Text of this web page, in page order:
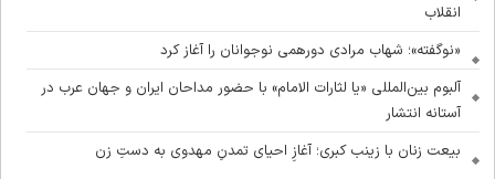
انقلاب
«نوگفته»؛ شهاب مرادی دورهمی نوجوانان را آغاز کرد
آلبوم بین‌المللی «یا لثارات الامام» با حضور مداحان ایران و جهان عرب در
آستانه انتشار
بیعت زنان با زینب کبری؛ آغازِ احیای تمدنِ مهدوی به دستِ زن